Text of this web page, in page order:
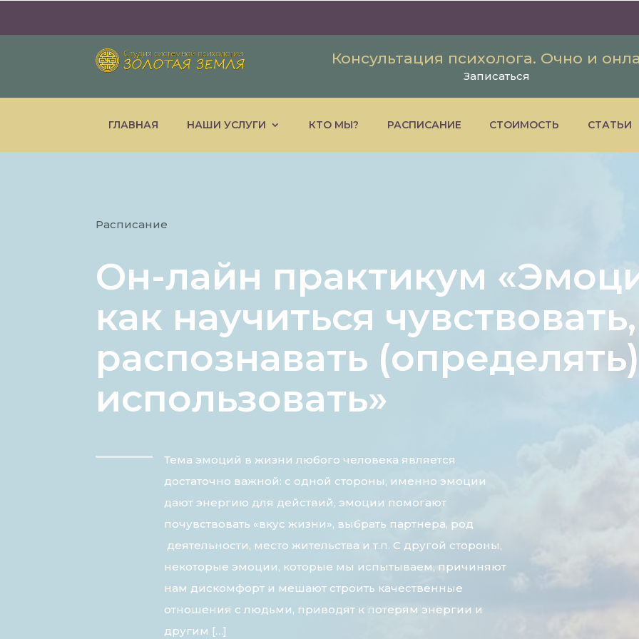
Консультация психолога. Очно и
Записаться
ГЛАВНАЯ НАШИ УСЛУГИ КТО МЫ? РАСПИСАНИЕ СТОИМОСТЬ СТАТЬИ
Расписание
Он-лайн практикум
как научиться чувствовать,
распознавать
использовать»
Тема эмоций в жизни любого человека является
достаточно важной: с одной стороны, именно эмоции
дают энергию для действий, эмоции помогают
почувствовать «вкус жизни», выбрать партнера, род
деятельности, место жительства и т.п. С другой стороны,
некоторые эмоции, которые мы испытываем, причиняют
нам дискомфорт и мешают строить качественные
отношения с людьми, приводят к потерям энергии и
другим […]